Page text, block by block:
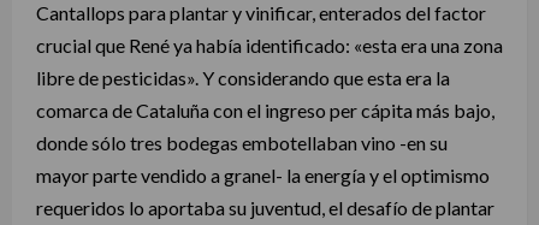
Cantallops para plantar y vinificar, enterados del factor
crucial que René ya había identificado: «esta era una zona
libre de pesticidas». Y considerando que esta era la
comarca de Cataluña con el ingreso per cápita más bajo,
donde sólo tres bodegas embotellaban vino -en su
mayor parte vendido a granel- la energía y el optimismo
requeridos lo aportaba su juventud, el desafío de plantar